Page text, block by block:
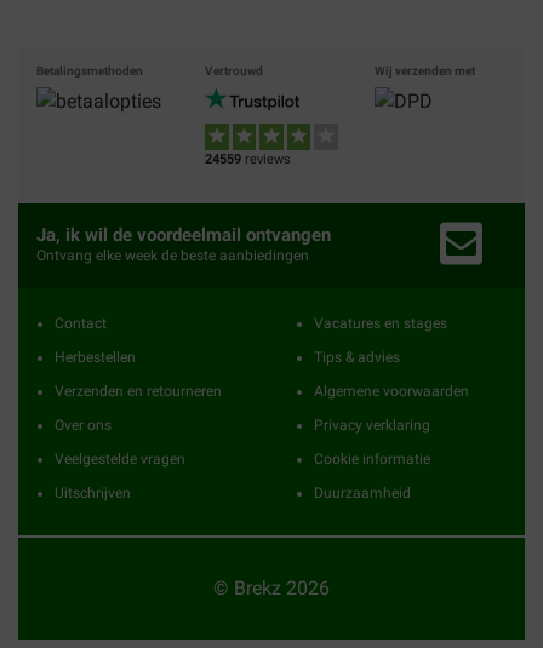
Betalingsmethoden Vertrouwd
24559 reviews
Wij verzenden met
Ja, ik wil de voordeelmail ontvangen
Ontvang elke week de beste aanbiedingen
Contact
Herbestellen
Verzenden en retourneren
Over ons
Veelgestelde vragen
Uitschrijven
Vacatures en stages
Tips & advies
Algemene voorwaarden
Privacy verklaring
Cookie informatie
Duurzaamheid
© Brekz 2026